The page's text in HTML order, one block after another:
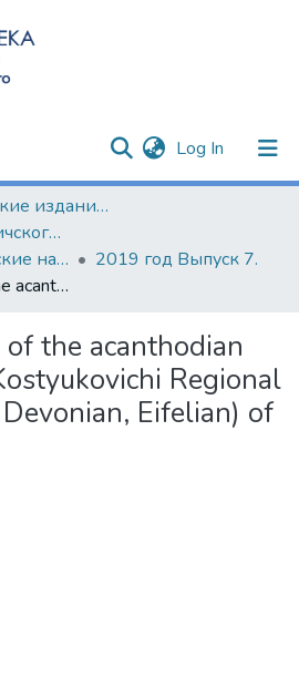
Log In (current)
Периодические издания БарГУ
Вестник Барановичского государственного университета
Серия Биологические науки (общая биология). Сельскохозяйственные науки (агрономия)
2019 год Выпуск 7.
A new species of the acanthodian fish from the Kostyukovichi Regional Stage (Middle Devonian, Eifelian) of Belarus
the acanthodian
Regional
Eifelian) of